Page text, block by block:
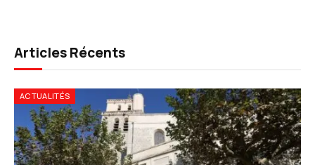
Articles Récents
ACTUALITÉS